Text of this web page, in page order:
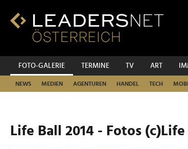
Inhalt
Fußzeilen-
Hauptnavigation
FOTO-GALERIE TERMINE TV ART
NEWS MEDIEN AGENTUREN HANDEL TECH
Life Ball 2014 - Fotos